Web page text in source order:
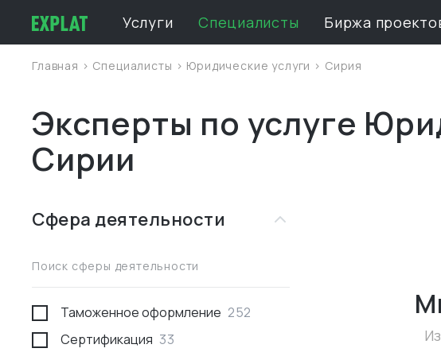
Услуги Специалисты Биржа
Главная > Специалисты > Юридические услуги > Сирия
Эксперты по услуге
Сирии
Сфера деятельности
Поиск сферы деятельности
Таможенное оформление 252
Сертификация 33